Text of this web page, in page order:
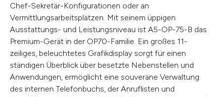
Chef-Sekretär-Konfigurationen oder an
Vermittlungsarbeitsplätzen. Mit seinem üppigen
Ausstattungs- und Leistungsniveau ist A5-OP-75-B das
Premium-Gerät in der OP70-Familie. Ein großes 11-
zeiliges, beleuchtetes Grafikdisplay sorgt für einen
ständigen Überblick über besetzte Nebenstellen und
Anwendungen, ermöglicht eine souveräne Verwaltung
des internen Telefonbuchs, der Anruflisten und